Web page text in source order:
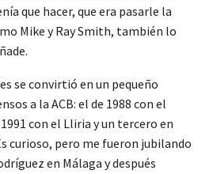
que hacer, que era pasarle la
Mike y Ray Smith, también lo
se convirtió en un pequeño
a la ACB: el de 1988 con el
con el Lliria y un tercero en
curioso, pero me fueron jubilando
en Málaga y después